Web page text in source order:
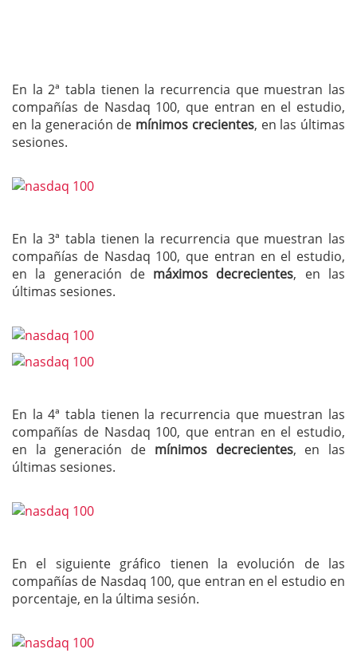
En la 2ª tabla tienen la recurrencia que muestran las
compañías de Nasdaq 100, que entran en el estudio,
en la generación de mínimos crecientes, en las últimas
sesiones.
En la 3ª tabla tienen la recurrencia que muestran las
compañías de Nasdaq 100, que entran en el estudio,
en la generación de máximos decrecientes, en las
últimas sesiones.
En la 4ª tabla tienen la recurrencia que muestran las
compañías de Nasdaq 100, que entran en el estudio,
en la generación de mínimos decrecientes, en las
últimas sesiones.
En el siguiente gráfico tienen la evolución de las
compañías de Nasdaq 100, que entran en el estudio en
porcentaje, en la última sesión.